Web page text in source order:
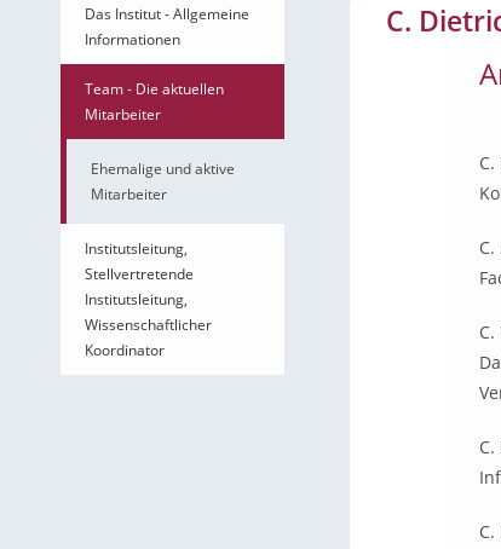
Das Institut - Allgemeine
Informationen
Team - Die aktuellen
Mitarbeiter
Ehemalige und aktive
Mitarbeiter
Institutsleitung,
Stellvertretende
Institutsleitung,
Wissenschaftlicher
Koordinator
C.